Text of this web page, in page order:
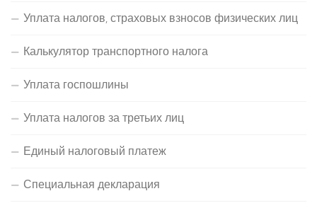
Уплата налогов, страховых взносов физических лиц
Калькулятор транспортного налога
Уплата госпошлины
Уплата налогов за третьих лиц
Единый налоговый платеж
Специальная декларация